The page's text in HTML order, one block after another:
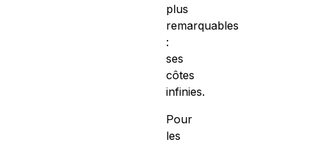
plus
remarquables
:
ses
côtes
infinies.
Pour
les